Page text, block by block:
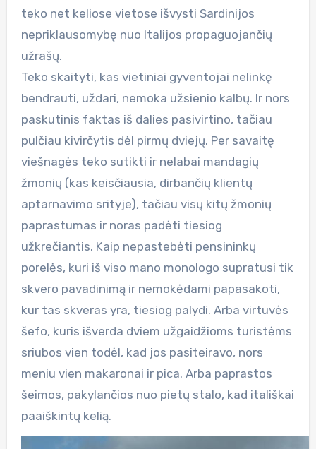
teko net keliose vietose išvysti Sardinijos
nepriklausomybę nuo Italijos propaguojančių
užrašų.
Teko skaityti, kas vietiniai gyventojai nelinkę
bendrauti, uždari, nemoka užsienio kalbų. Ir nors
paskutinis faktas iš dalies pasivirtino, tačiau
pulčiau kivirčytis dėl pirmų dviejų. Per savaitę
viešnagės teko sutikti ir nelabai mandagių
žmonių (kas keisčiausia, dirbančių klientų
aptarnavimo srityje), tačiau visų kitų žmonių
paprastumas ir noras padėti tiesiog
užkrečiantis. Kaip nepastebėti pensininkų
porelės, kuri iš viso mano monologo supratusi tik
skvero pavadinimą ir nemokėdami papasakoti,
kur tas skveras yra, tiesiog palydi. Arba virtuvės
šefo, kuris išverda dviem užgaidžioms turistėms
sriubos vien todėl, kad jos pasiteiravo, nors
meniu vien makaronai ir pica. Arba paprastos
šeimos, pakylančios nuo pietų stalo, kad itališkai
paaiškintų kelią.